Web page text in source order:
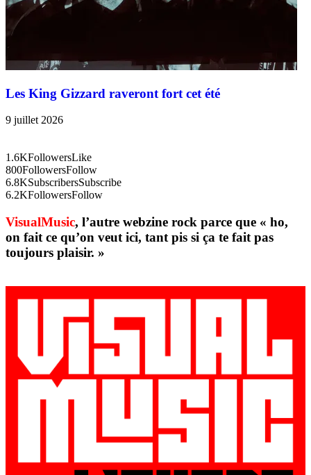
Les King Gizzard raveront fort cet été
9 juillet 2026
1.6KFollowersLike
800FollowersFollow
6.8KSubscribersSubscribe
6.2KFollowersFollow
VisualMusic, l’autre webzine rock parce que « ho,
on fait ce qu’on veut ici, tant pis si ça te fait pas
toujours plaisir. »